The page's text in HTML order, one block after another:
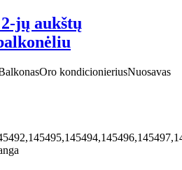
jų aukštų
Oro kondicionieriusNuosavas